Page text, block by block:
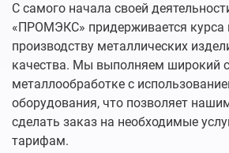
С самого начала своей
«ПРОМЭКС» придерживается курса
производству металлических
качества. Мы выполняем широкий
металлообработке с
оборудования, что позволяет
сделать заказ на необходимые
тарифам.